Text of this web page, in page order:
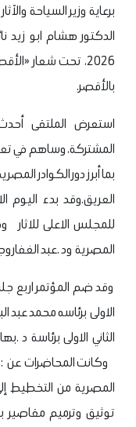
برعاية وزير السياحة
2026، تحت شعار
بالأقصر.
استعرض الملتقى
المشتركة، وساهم في
بما أبرز دور الكوادر
العريق.وقد بدء اليوم
للمجلس الاعلى للاثار
المصرية ود .عبد الغفار
وقد ضم المؤتمر اربع
الاولى برئاسه محمد عبد
الثاني الاولى برئاسة د
وكانت المحاضرات عن :-
المصرية من التخطيط
توثيق وترميم مقاصير